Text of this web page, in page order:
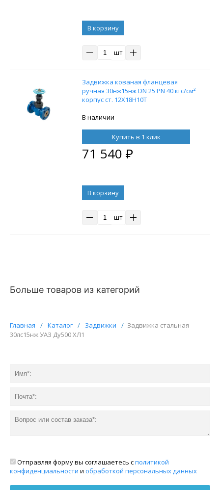
В корзину
шт
Задвижка кованая фланцевая
ручная 30нж15нж DN 25 PN 40 кгс/см²
корпус ст. 12Х18Н10Т
В наличии
Купить в 1 клик
71 540 ₽
В корзину
шт
Больше товаров из категорий
Главная / Каталог / Задвижки / Задвижка стальная
30лс15нж УАЗ Ду500 ХЛ1
Отправляя форму вы соглашаетесь сполитикой
конфиденциальности и обработкой персональных данных